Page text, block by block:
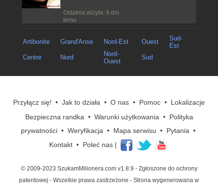
Ostatnia wizyta: 6 dni
temu
Artibonite Grand'Anse Nord-Est Ouest
Sud-
Est
Centre
Nord
Nord-
Ouest
Sud
Przyłącz się! • Jak to działa • O nas • Pomoc • Lokalizacje
Bezpieczna randka • Warunki użytkowania • Polityka
prywatności• Weryfikacja • Mapa serwisu • Pytania •
Kontakt• Poleć nas|
© 2009-2023 SzukamMilionera.com v1.8.9 - Zgłoszone do ochrony
patentowej - Wszelkie prawa zastrzeżone - Strona wygenerowana w